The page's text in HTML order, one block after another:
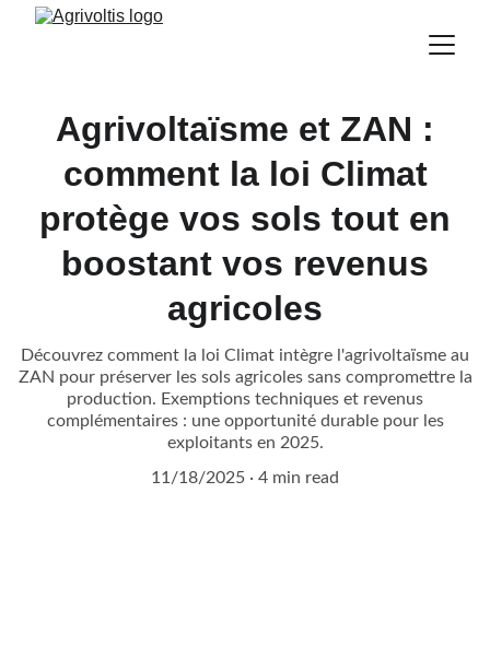
Agrivoltaïsme et ZAN :
comment la loi Climat
protège vos sols tout en
boostant vos revenus
agricoles
Découvrez comment la loi Climat intègre l'agrivoltaïsme au
ZAN pour préserver les sols agricoles sans compromettre la
production. Exemptions techniques et revenus
complémentaires : une opportunité durable pour les
exploitants en 2025.
11/18/2025
4 min read